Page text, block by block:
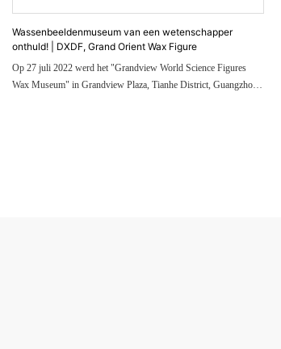
Wassenbeeldenmuseum van een wetenschapper
onthuld! | DXDF, Grand Orient Wax Figure
Op 27 juli 2022 werd het "Grandview World Science Figures
Wax Museum" in Grandview Plaza, Tianhe District, Guangzhou,